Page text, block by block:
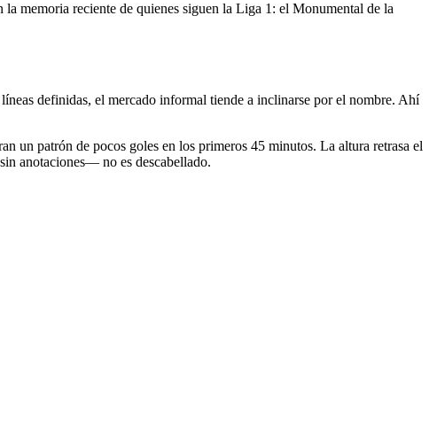
memoria reciente de quienes siguen la Liga 1: el Monumental de la
definidas, el mercado informal tiende a inclinarse por el nombre. Ahí
un patrón de pocos goles en los primeros 45 minutos. La altura retrasa el
anotaciones— no es descabellado.